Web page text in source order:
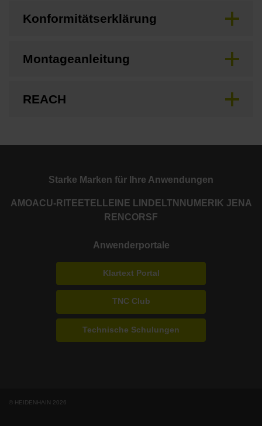
Konformitätserklärung
Montageanleitung
REACH
Starke Marken für Ihre Anwendungen
AMOACU-RITE ETEL LEINE LINDE LTN NUMERIK JENA
RENCORSF
Anwenderportale
Klartext Portal
TNC Club
Technische Schulungen
© HEIDENHAIN 2026